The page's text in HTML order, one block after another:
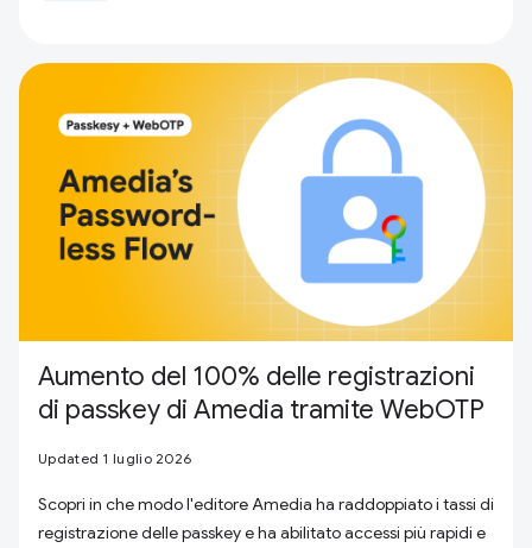
Aumento del 100% delle registrazioni
di passkey di Amedia tramite WebOTP
Updated 1 luglio 2026
Scopri in che modo l'editore Amedia ha raddoppiato i tassi di
registrazione delle passkey e ha abilitato accessi più rapidi e